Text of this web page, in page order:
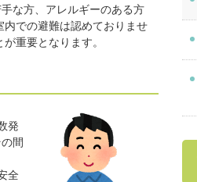
な方、アレルギーのある方
での避難は認めておりませ
重要となります。
発
間
全